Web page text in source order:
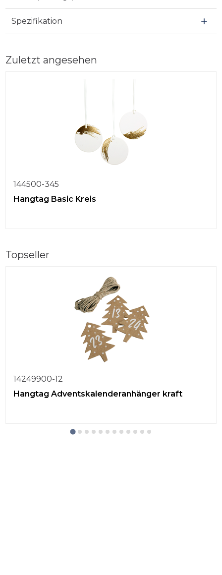
Spezifikation
Zuletzt angesehen
144500-345
Hangtag Basic Kreis
Topseller
14249900-12
Hangtag Adventskalenderanhänger kraft